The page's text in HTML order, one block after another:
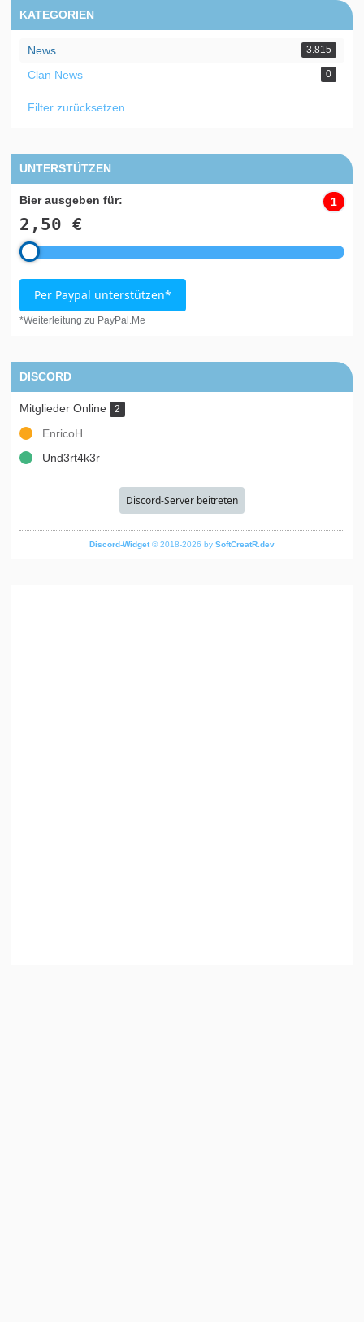
KATEGORIEN
News 3.815
Clan News 0
Filter zurücksetzen
UNTERSTÜTZEN
Bier ausgeben für:
2,50 €
1
Per Paypal unterstützen*
*Weiterleitung zu PayPal.Me
DISCORD
Mitglieder Online 2
EnricoH
Und3rt4k3r
Discord-Server beitreten
Discord-Widget© 2018-2026 by SoftCreatR.dev